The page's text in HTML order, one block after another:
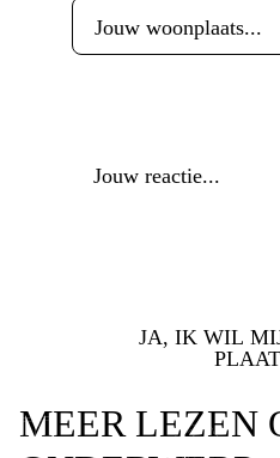
JA, IK WIL
MEER LEZEN